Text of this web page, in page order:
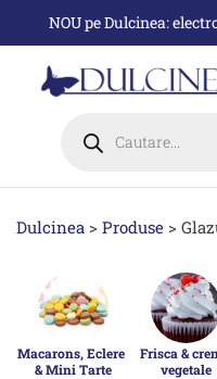
conținut
NOU pe Dulcinea:
search
Dulcinea > Produse >
Macarons, Eclere
& Mini Tarte
Frisca &
vegetale